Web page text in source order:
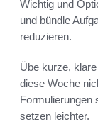
Wichtig und
und bündle
reduzieren.
Übe kurze,
diese Woche
Formulierungen
setzen leichter.